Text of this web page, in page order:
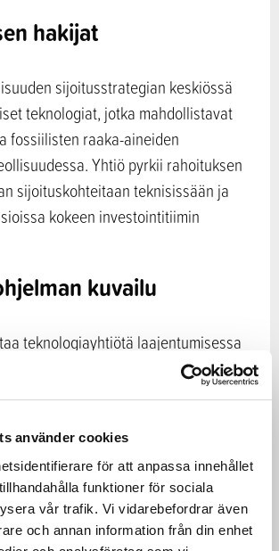
använder cookies
för att anpassa innehållet
funktioner för sociala
vår trafik. Vi vidarebefordrar även
och annan information från din enhet
hakijat
sijoitusstrategian keskiössä
teknologiat, jotka mahdollistavat
fossiilisten raaka-aineiden
Yhtiö pyrkii rahoituksen
sijoituskohteitaan teknisissään ja
kokeen investointitiimin
kuvailu
teknologiayhtiötä laajentumisessa
jokaista sijoituskohdetta
Bioteollisuus I rahasto tekee
esimerkiksi kohteisiin, jotka
ilmastonmuutoksen